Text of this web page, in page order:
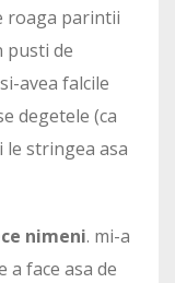
roaga parintii
pusti de
avea falcile
degetele (ca
le stringea asa
nimeni. mi-a
face asa de